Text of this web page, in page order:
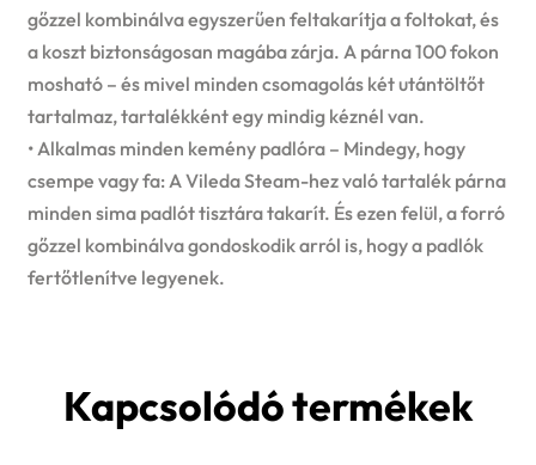
gőzzel kombinálva egyszerűen feltakarítja a foltokat, és
a koszt biztonságosan magába zárja. A párna 100 fokon
mosható – és mivel minden csomagolás két utántöltőt
tartalmaz, tartalékként egy mindig kéznél van.
• Alkalmas minden kemény padlóra – Mindegy, hogy
csempe vagy fa: A Vileda Steam-hez való tartalék párna
minden sima padlót tisztára takarít. És ezen felül, a forró
gőzzel kombinálva gondoskodik arról is, hogy a padlók
fertőtlenítve legyenek.
Kapcsolódó termékek